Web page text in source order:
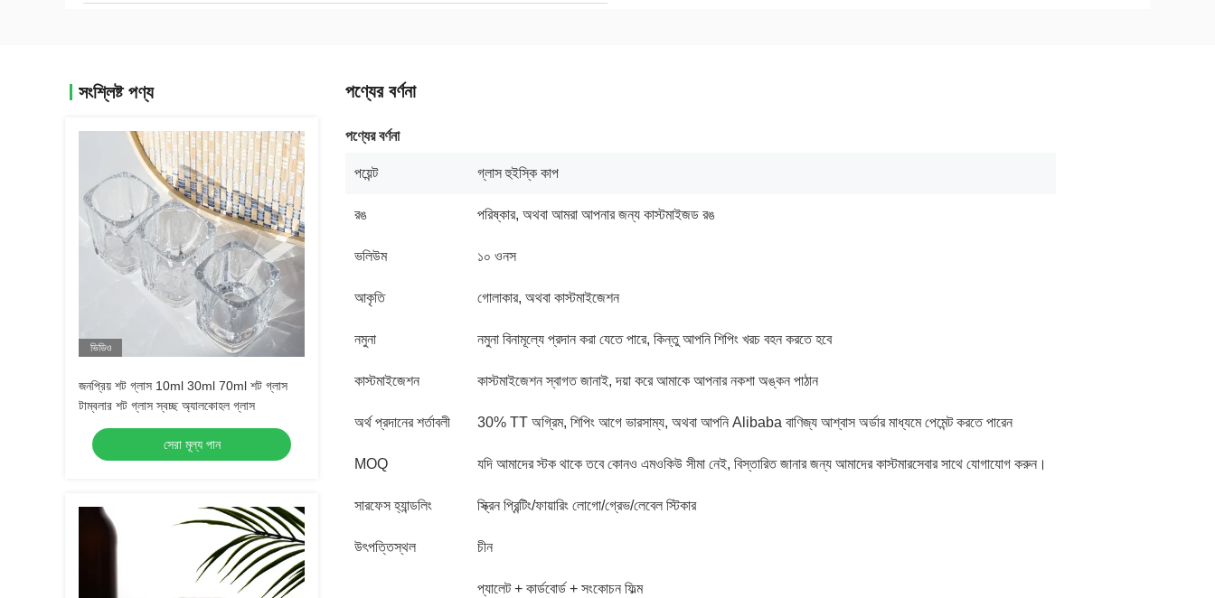
সংশ্লিষ্ট পণ্য
ভিডিও
জনপ্রিয় শট গ্লাস 10ml 30ml 70ml শট গ্লাস
টাম্বলার শট গ্লাস স্বচ্ছ অ্যালকোহল গ্লাস
সেরা মূল্য পান
পণ্যের বর্ণনা
পণ্যের বর্ণনা
পয়েন্ট গ্লাস হুইস্কি কাপ
রঙ পরিষ্কার, অথবা আমরা আপনার জন্য কাস্টমাইজড রঙ
ভলিউম ১০ ওনস
আকৃতি গোলাকার, অথবা কাস্টমাইজেশন
নমুনা নমুনা বিনামূল্যে প্রদান করা যেতে পারে, কিন্তু আপনি শিপিং খরচ বহন করতে হবে
কাস্টমাইজেশন কাস্টমাইজেশন স্বাগত জানাই, দয়া করে আমাকে আপনার নকশা অঙ্কন পাঠান
অর্থ প্রদানের শর্তাবলী 30% TT অগ্রিম, শিপিং আগে ভারসাম্য, অথবা আপনি Alibaba বাণিজ্য আশ্বাস অর্ডার মাধ্যমে পেমেন্ট করতে পারেন
MOQ যদি আমাদের স্টক থাকে তবে কোনও এমওকিউ সীমা নেই, বিস্তারিত জানার জন্য আমাদের কাস্টমারসেবার সাথে যোগাযোগ করুন।
সারফেস হ্যান্ডলিং স্ক্রিন প্রিন্টিং/ফায়ারিং লোগো/গ্রেভ/লেবেল স্টিকার
উৎপত্তিস্থল চীন
প্যালেট + কার্ডবোর্ড + সংকোচন ফিল্ম